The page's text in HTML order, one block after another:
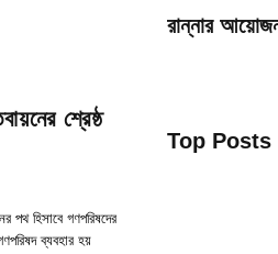
শ্রেষ্ঠ
পথ হিসাবে গণপরিষদের
ব্যবহার হয়
রান্নার
Top Posts